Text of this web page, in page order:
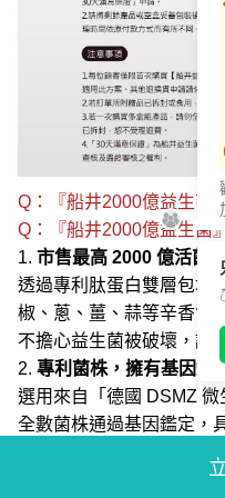
Q：『船井2000億益生菌
Q：『船井2000億益生菌
1. 市售最高 2000 億活菌
透過專利肽蛋白雙層包埋
椒、蔥、薑、蒜等辛香食
不擔心益生菌被破壞，讓
2.專利菌株，擁有基因鑑
選用來自「德國 DSMZ 微
全數菌株通過基因鑑定，
LA1」代表嗜酸乳桿菌的
純淨無加糖，友善各族
配方不添加蔗糖、人工